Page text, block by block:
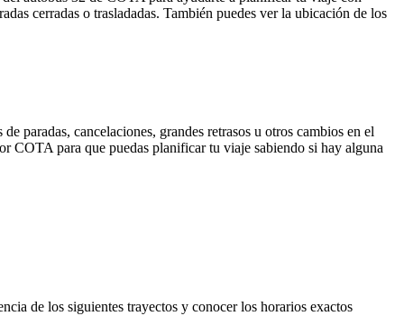
cerradas o trasladadas. También puedes ver la ubicación de los
paradas, cancelaciones, grandes retrasos u otros cambios en el
COTA para que puedas planificar tu viaje sabiendo si hay alguna
de los siguientes trayectos y conocer los horarios exactos